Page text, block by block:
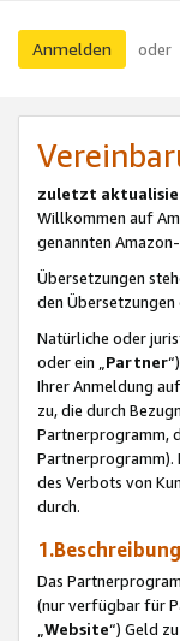
Anmelden oder
zuletzt
Willkommen auf
genannten
Übersetzungen
den Übersetzungen
Natürliche oder
oder ein „Partner
Ihrer Anmeldung
zu, die durch
Partnerprogramm,
Partnerprogramm).
des Verbots von
durch.
Das
(nur verfügbar für
Website“) Geld